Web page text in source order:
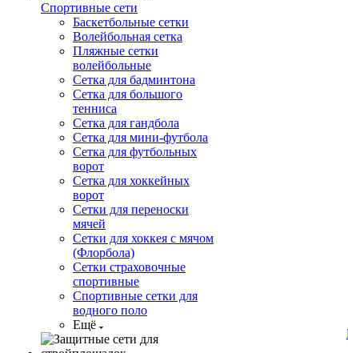
Спортивные сети
Баскетбольные сетки
Волейбольная сетка
Пляжные сетки
волейбольные
Сетка для бадминтона
Сетка для большого
тенниса
Сетка для гандбола
Сетка для мини-футбола
Сетка для футбольных
ворот
Сетка для хоккейных
ворот
Сетки для переноски
мячей
Сетки для хоккея с мячом
(Флорбола)
Сетки страховочные
спортивные
Спортивные сетки для
водного поло
Ещё